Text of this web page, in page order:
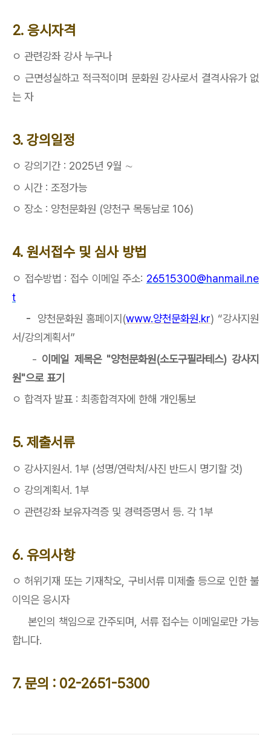
2. 응시자격
ㅇ 관련강좌 강사 누구나
ㅇ 근면성실하고 적극적이며 문화원 강사로서 결격사유가 없
는 자
3. 강의일정
ㅇ 강의기간 : 2025년 9월 ∼
ㅇ 시간 : 조정가능
ㅇ 장소 : 양천문화원 (양천구 목동남로 106)
4. 원서접수 및 심사 방법
ㅇ 접수방법 : 접수 이메일 주소: 26515300@hanmail.ne
t
-
양천문화원 홈페이지(www.양천문화원.kr) “강사지원
서/강의계획서”
- 이메일 제목은 "양천문화원(소도구필라테스) 강사지
원"으로 표기
ㅇ 합격자 발표 : 최종합격자에 한해 개인통보
5. 제출서류
ㅇ 강사지원서. 1부 (성명/연락처/사진 반드시 명기할 것)
ㅇ 강의계획서. 1부
ㅇ 관련강좌 보유자격증 및 경력증명서 등. 각 1부
6. 유의사항
ㅇ 허위기재 또는 기재착오 구비서류 미제출 등으로 인한 불
이익은 응시자
본인의 책임으로 간주되며 서류 접수는 이메일로만 가능
합니다.
7. 문의 : 02-2651-5300